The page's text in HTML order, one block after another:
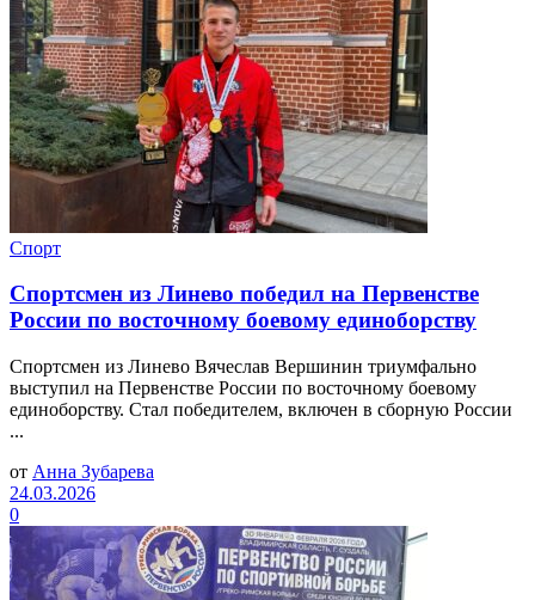
Спорт
Спортсмен из Линево победил на Первенстве
России по восточному боевому единоборству
Спортсмен из Линево Вячеслав Вершинин триумфально
выступил на Первенстве России по восточному боевому
единоборству. Стал победителем, включен в сборную России
...
от Анна Зубарева
24.03.2026
0